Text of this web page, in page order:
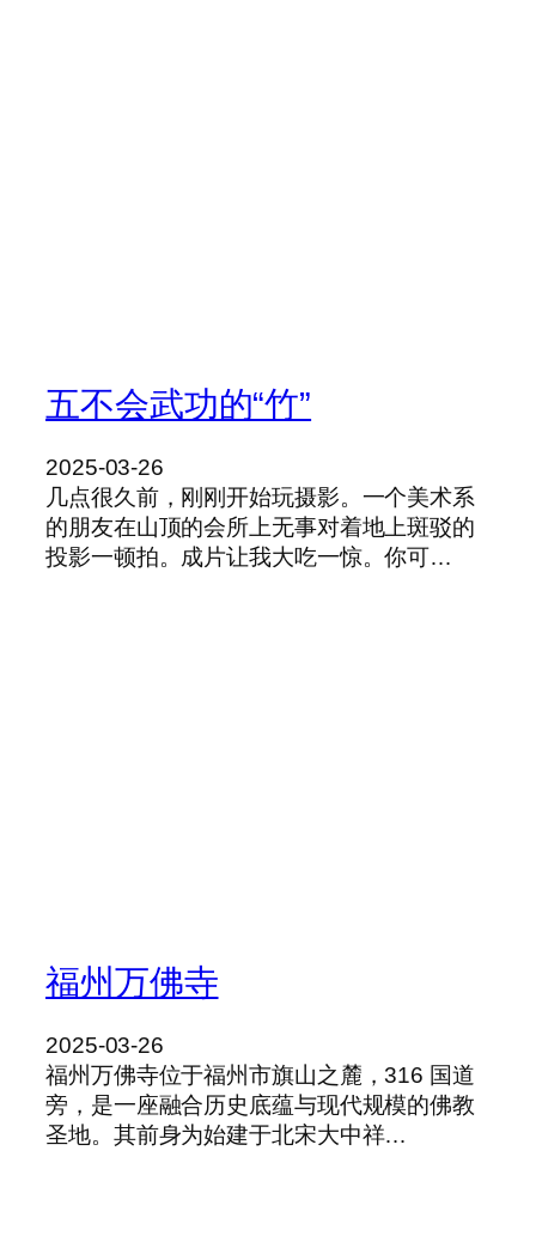
五不会武功的“竹”
2025-03-26
几点很久前，刚刚开始玩摄影。一个美术系
的朋友在山顶的会所上无事对着地上斑驳的
投影一顿拍。成片让我大吃一惊。你可…
福州万佛寺
2025-03-26
福州万佛寺位于福州市旗山之麓，316 国道
旁，是一座融合历史底蕴与现代规模的佛教
圣地。其前身为始建于北宋大中祥…